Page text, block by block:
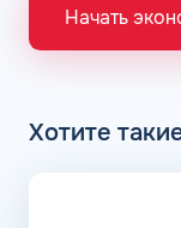
«Газпром»,
НПЗ группы
Начать
Хотите